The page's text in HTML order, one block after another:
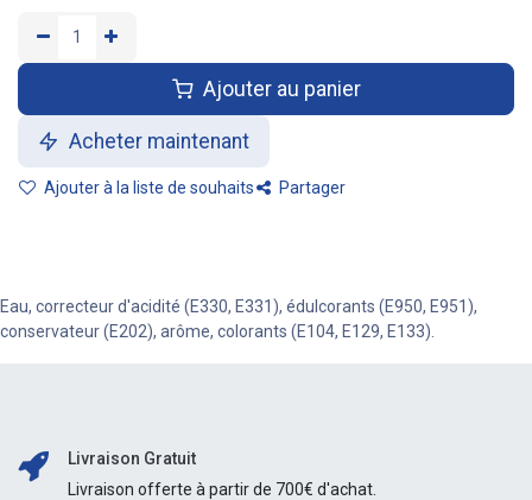
Ajouter au panier
Acheter maintenant
Ajouter à la liste de souhaits Partager
Eau, correcteur d'acidité (E330, E331), édulcorants (E950, E951),
conservateur (E202), arôme, colorants (E104, E129, E133).
Livraison Gratuit
Livraison offerte à partir de 700€ d'achat.